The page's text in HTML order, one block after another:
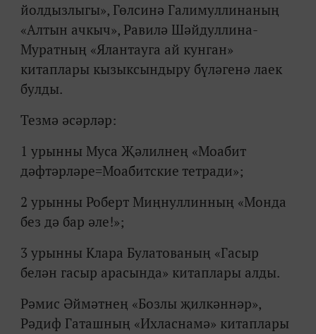
йолдызлыгы», Гөлсинә Галимуллинаның
«Алтын ачкыч», Равилә Шәйдуллина-
Муратның «Ялантауга ай кунган»
китаплары кызыксындыру бүләгенә лаек
булды.
Тезмә әсәрләр:
1 урынны Муса Җәлилнең «Моабит
дәфтәрләре=Моабитские тетради»;
2 урынны Роберт Миңнуллинның «Монда
без дә бар әле!»;
3 урынны Клара Булатованың «Гасыр
белән гасыр арасында» китаплары алды.
Рәмис Әймәтнең «Бозлы җилкәннәр»,
Рәдиф Гаташның «Ихласнамә» китаплары